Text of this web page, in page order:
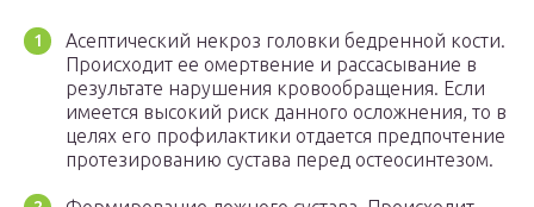
Асептический некроз головки бедренной кости.
Происходит ее омертвение и рассасывание в
результате нарушения кровообращения. Если
имеется высокий риск данного осложнения, то в
целях его профилактики отдается предпочтение
протезированию сустава перед остеосинтезом.